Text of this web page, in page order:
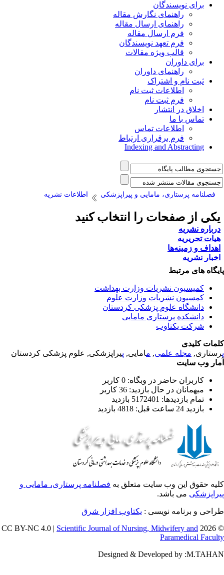
برای نویسندگان
راهنمای نگارش مقاله
راهنمای ارسال مقاله
فرم ارسال مقاله
فرم تعهد نویسندگان
قالب ویژه مقالات
برای داوران
راهنمای داوران
ثبت نام و اشتراک
اطلاعات ثبت نام
فرم ثبت نام
اخلاق در انتشار
تماس با ما
اطلاعات تماس
فرم برقراری ارتباط
Indexing and Abstracting
فصلنامه پرستاری، مامایی و پیراپزشکی اطلاعات نشریه
از صفحات را انتخاب کنید
نشریه
تحریریه
و زمینه‌ها
نشریه
های مرتبط
کمیسیون نشریات وزارت بهداشت
کمسیون نشریات وزارت علوم
دانشگاه علوم پزشکی کردستان
دانشکده پرستاری مامایی
شرکت یکتاوب
کلیدی
مجله علمی, م امایی, پیراپزشکی, علوم پزشکی کردستان
وب سایت
کاربران حاضر در وبگاه: 0 کاربر
میهمانان در حال بازدید: 36 کاربر
تمام بازدید‌ها: 5172401 بازدید
بازدید 24 ساعت قبل: 4818 بازدید
حقوق این وب سایت متعلق بهفصلنامه پرستاری، مامایی و
می باشد.
و برنامه نویسی : یکتاوب افزار شرق
©
Scientific Journal of Nursing, Midwifery and
Paramedical
Designed & Developed by